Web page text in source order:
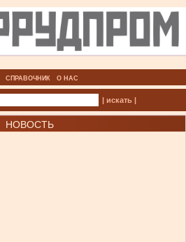
СПРАВОЧНИК О НАС
| искать |
НОВОСТЬ